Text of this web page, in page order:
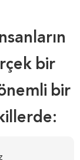
bir
bir